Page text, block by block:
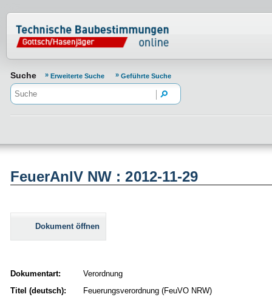
Normenportal Barrierefreiheit
Suche Erweiterte Suche Geführte Suche
FeuerAnlV NW : 2012-11-29
Dokument öffnen
Dokumentart:
Verordnung
Titel (deutsch):
Feuerungsverordnung (FeuVO NRW)